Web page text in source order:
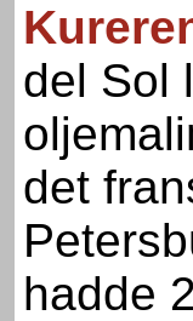
del Sol
det
hadde